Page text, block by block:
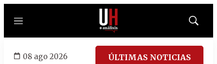
Menú
Mostrar
08 ago 2026 ÚLTIMAS NOTICIAS